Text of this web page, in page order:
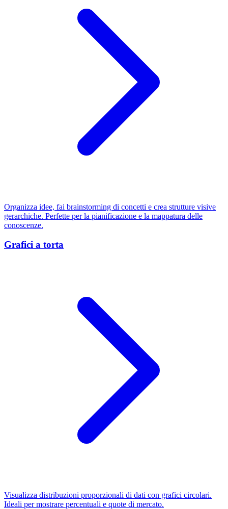
Organizza idee, fai brainstorming di concetti e crea strutture visive
gerarchiche. Perfette per la pianificazione e la mappatura delle
conoscenze.
Grafici a torta
Visualizza distribuzioni proporzionali di dati con grafici circolari.
Ideali per mostrare percentuali e quote di mercato.